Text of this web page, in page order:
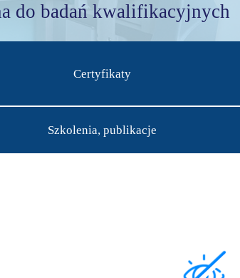
do badań kwalifikacyjnych
Certyfikaty
Szkolenia, publikacje